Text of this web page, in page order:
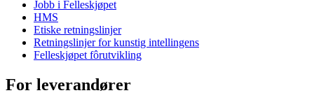
Jobb i Felleskjøpet
HMS
Etiske retningslinjer
Retningslinjer for kunstig intellingens
Felleskjøpet fôrutvikling
For leverandører